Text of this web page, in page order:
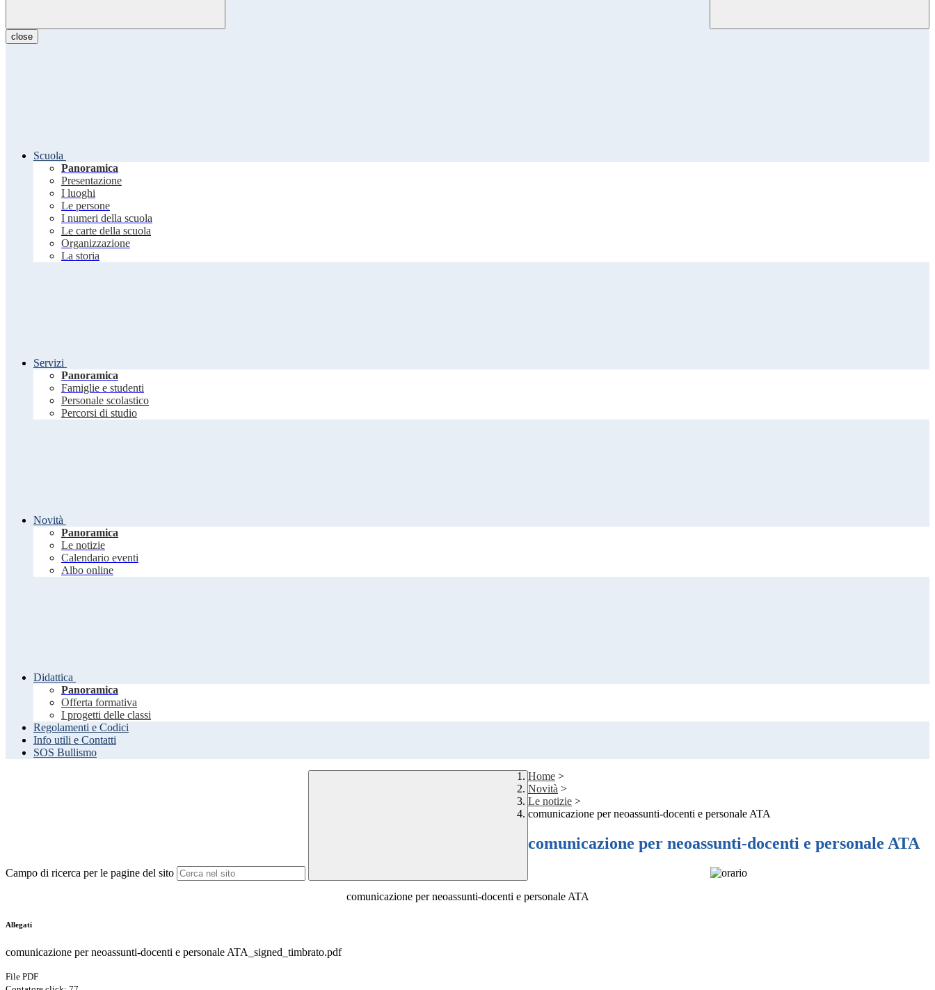
close
Scuola
Panoramica
Presentazione
I luoghi
Le persone
I numeri della scuola
Le carte della scuola
Organizzazione
La storia
Servizi
Panoramica
Famiglie e studenti
Personale scolastico
Percorsi di studio
Novità
Panoramica
Le notizie
Calendario eventi
Albo online
Didattica
Panoramica
Offerta formativa
I progetti delle classi
Regolamenti e Codici
Info utili e Contatti
SOS Bullismo
Campo di ricerca per le pagine del sito
Home >
Novità >
Le notizie >
comunicazione per neoassunti-docenti e personale ATA
comunicazione per neoassunti-docenti e personale ATA
comunicazione per neoassunti-docenti e personale ATA
Allegati
comunicazione per neoassunti-docenti e personale ATA_signed_timbrato.pdf
File PDF